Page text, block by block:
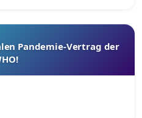
Pandemie-Vertrag der